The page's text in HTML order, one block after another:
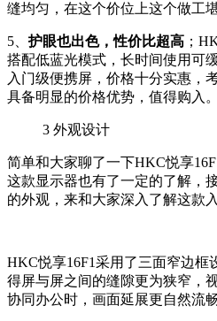
缝均匀，在这个价位上这个做工
5、 护眼也出色，性价比超高 ；
搭配低蓝光模式，长时间使用可
入门级便携屏，价格十分实惠，
具备明显的价格优势，值得购入。
3 外观设计
简单和大家聊了一下HKC悦享
这款显示器也有了一定的了解，
的外观，来和大家深入了解这款
HKC悦享16F1采用了三面窄边框
得屏与屏之间的缝隙更为狭窄，
协同办公时，画面延展更自然流畅